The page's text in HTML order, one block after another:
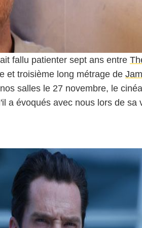
fallu patienter sept ans entre
et troisième long métrage de
salles le 27 novembre, le
a évoqués avec nous lors de sa